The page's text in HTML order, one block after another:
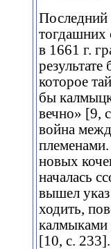
Последний
тогдашних
в 1661 г.
которое
бы
вечно» [9,
война
племенами.
новых
началась
вышел
ходить,
калмыками
[10, с.